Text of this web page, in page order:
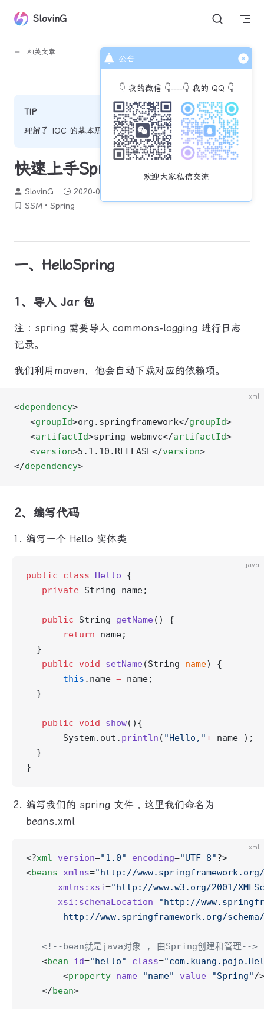
公告
👇 我的微信 👇----👇 我的 QQ 👇
欢迎大家私信交流
Skip to content
SlovinG
相关文章 回到顶部
TIP
理解了 IOC 的基本思想，我们现在来看下 Spring 的应用
快速上手Spring
SlovinG 2020-04-18
SSM
Spring
一、HelloSpring
1、导入 Jar 包
注 : spring 需要导入 commons-logging 进行日志
记录。
我们利用maven，他会自动下载对应的依赖项。
xml
<dependency>
   <
groupId>org.springframework</groupId>
   <
artifactId>spring-webmvc</artifactId>
   <
version>5.1.10.RELEASE</version>
</dependency>
2、编写代码
编写一个 Hello 实体类
java
public class Hello {
   private
String name;
   public
String getName() {
       return
name;
  }
   public
void setName(String name) {
       this
.name = name;
  }
   public
void show(){
       System.out.
println ( "Hello,"+ name );
  }
}
编写我们的 spring 文件 , 这里我们命名为
beans.xml
xml
<?xml version="1.0" encoding="UTF-8"?>
<beans xmlns="http://www.springframework.org/
      xmlns:xsi
="http://www.w3.org/2001/
      xsi:schemaLocation
="http://
http://www.springframework.org/
   <!--bean就是java对象 , 由Spring创建和管理-->
   <
bean id="hello" class=
       <
property name="name" value="Spring"/>
   </
bean>